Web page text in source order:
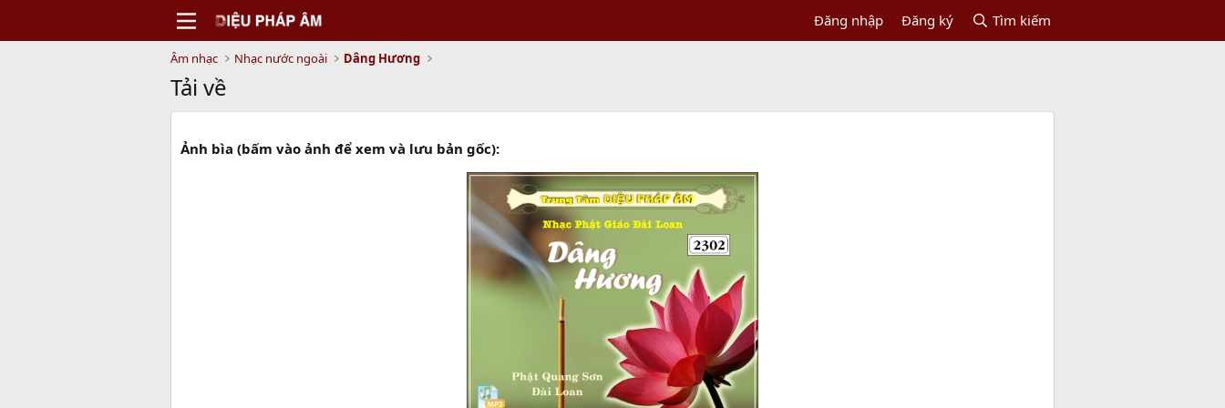
Đăng nhập Đăng ký Tìm kiếm
Âm nhạc Nhạc nước ngoài Dâng Hương
Tải về
Ảnh bìa (bấm vào ảnh để xem và lưu bản gốc):